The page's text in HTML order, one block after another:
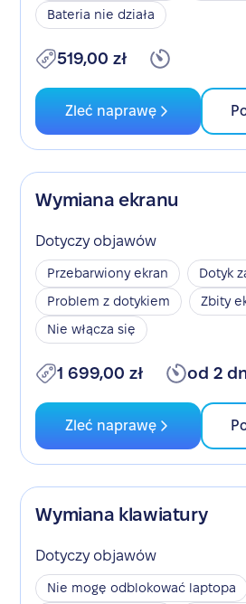
Bateria nie działa
519,00 zł
Zleć naprawę
Wymiana ekranu
Dotyczy objawów
Przebarwiony ekran
Dotyk
Problem z dotykiem
Zbity
Nie włącza się
1 699,00 zł od 2
Zleć naprawę
Wymiana klawiatury
Dotyczy objawów
Nie mogę odblokować laptopa